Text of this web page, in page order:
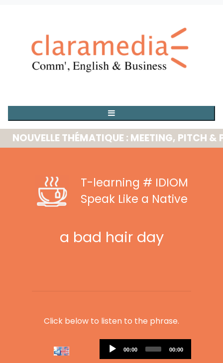
THÉMATIQUE : MEETING, PITCH &
T-learning # IDIOM
Speak Like a Native
a bad hair day
Click below to listen to the phrase.
Audio
Player
Current
00:00
Total
00:00